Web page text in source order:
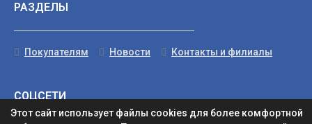
Этот сайт использует файлы cookies для более комфортной
РАЗДЕЛЫ
Покупателям Новости Контакты и филиалы
СОЦСЕТИ